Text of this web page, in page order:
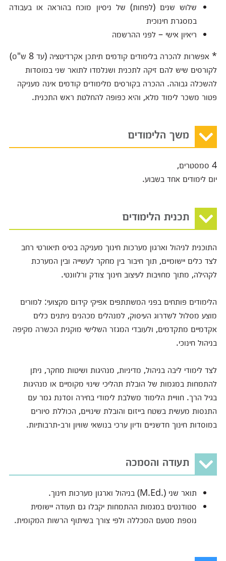
שלוש שנים (לפחות) של ניסיון מוכח בהוראה או בעבודה
במסגרת חינוכית
ריאיון אישי – לפני ההרשמה
* אפשרות להכרה בלימודים קודמים תיתכן אקרדיטציה (עד 8 ש"ס)
לקורסים שיש להם זיקה לתכנית ושנלמדו לתואר שני במוסדות
להשכלה גבוהה. ההכרה בקורסים מלימודים קודמים אינה מעניקה
פטור משכר לימוד מלא, והיא כפופה להחלטת ראש התכנית.
משך הלימודים
4 סמסטרים,
יום לימודים אחד בשבוע.
תכנית הלימודים
התוכנית לניהול וארגון מערכות חינוך מעניקה בסיס תיאורטי רחב
לצד כלים יישומיים, תוך חיבור בין מחקר לעשייה ובין המערכת
לקהילה, מתוך מחויבות לעיצוב חינוך צודק ורלוונטי.
הלימודים פותחים בפני המשתתפים אפיקי קידום מקצועי: למורים
מוצע מסלול לשדרוג העיסוק, למנהלים מכהנים ניתנים כלים
אקדמיים מתקדמים, ולעובדי המגזר השלישי מוקנית הכשרה מקיפה
בניהול חינוכי.
לצד לימודי ליבה בניהול, מדיניות, מנהיגות ושיטות מחקר, ניתן
להתמחות במגמות של הובלת תהליכי שינוי מקומיים או מנהיגות
בגיל הרך. חוויית הלימוד משלבת לימודי בחירה וסדנת גמר עם
התנסות מעשית בשטח בייזום והובלת שינויים, הכוללת סיורים
במוסדות חינוך חדשניים ודיון ערכי בנושאי שוויון ורב-תרבותיות.
תעודה והסמכה
תואר שני (.M.Ed) בניהול וארגון מערכות חינוך.
סטודנטים במגמות ההתמחות יקבלו גם תעודה יישומית
נוספת מטעם המכללה ולפי צורך בשיתוף הרשות המקומית.